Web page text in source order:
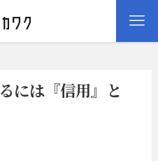
には『信用』と